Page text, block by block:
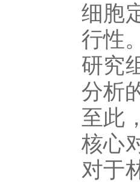
细胞
行性
研究
分析
至此
核心
对于